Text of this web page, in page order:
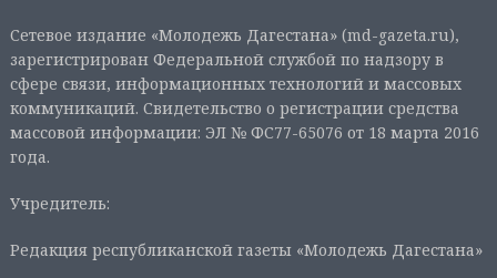
Сетевое издание «Молодежь Дагестана» (md-gazeta.ru),
зарегистрирован Федеральной службой по надзору в
сфере связи, информационных технологий и массовых
коммуникаций. Свидетельство о регистрации средства
массовой информации: ЭЛ № ФС77-65076 от 18 марта 2016
года.
Учредитель:
Редакция республиканской газеты «Молодежь Дагестана»